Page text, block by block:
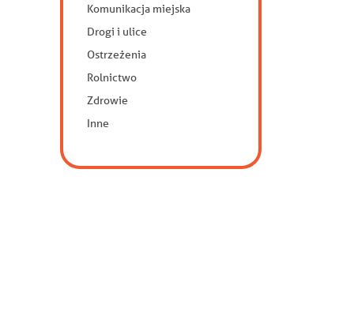
Komunikacja miejska
Drogi i ulice
Ostrzeżenia
Rolnictwo
Zdrowie
Inne